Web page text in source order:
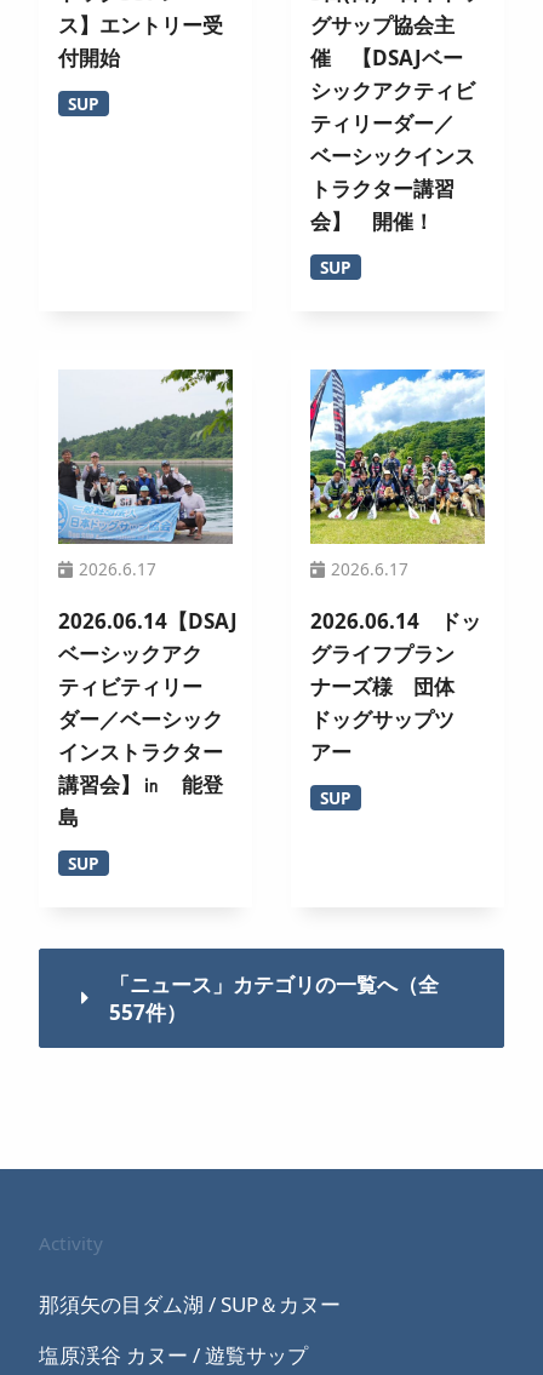
ス】エントリー受
付開始
SUP
グサップ協会主
催 【DSAJベー
シックアクティビ
ティリーダー／
ベーシックインス
トラクター講習
会】 開催！
SUP
2026.6.17
2026.06.14【DSAJ
ベーシックアク
ティビティリー
ダー／ベーシック
インストラクター
講習会】㏌ 能登
島
SUP
2026.6.17
2026.06.14 ドッ
グライフプラン
ナーズ様 団体
ドッグサップツ
アー
SUP
「ニュース」カテゴリの一覧へ（全
557件）
Activity
那須矢の目ダム湖 / SUP＆カヌー
塩原渓谷 カヌー / 遊覧サップ